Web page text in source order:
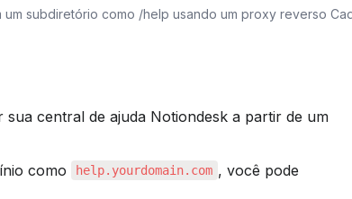
subdiretório como /help usando um proxy reverso
central de ajuda Notiondesk a partir de um
como
help.yourdomain.com , você pode